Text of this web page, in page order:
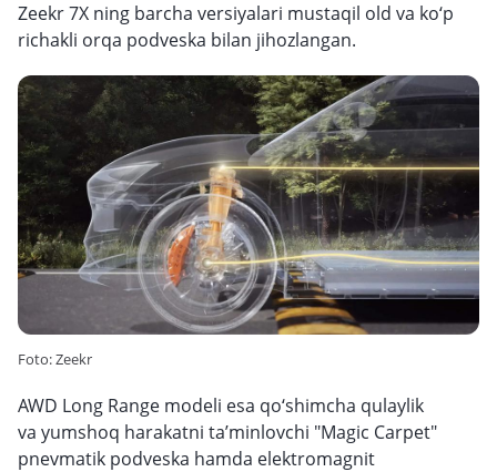
Zeekr 7X ning barcha versiyalari mustaqil old va ko‘p
richakli orqa podveska bilan jihozlangan.
Foto: Zeekr
AWD Long Range modeli esa qo‘shimcha qulaylik
va yumshoq harakatni ta’minlovchi "Magic Carpet"
pnevmatik podveska hamda elektromagnit